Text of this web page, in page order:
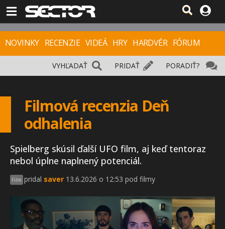
NOVINKY RECENZIE VIDEÁ HRY HARDVÉR FÓRUM
PORADIŤ?
PRIDAŤ
VYHĽADAŤ
Filmová recenzia Deň
odhalenia
Spielberg skúsil ďalší UFO film, aj keď tentoraz
nebol úplne naplnený potenciál.
Film pridal saver 13.6.2026 o 12:53 pod filmy